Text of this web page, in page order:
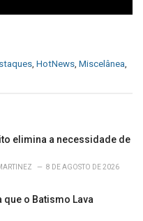
, HotNews, Miscelânea,
elimina a necessidade de
8 DE AGOSTO DE 2026
que o Batismo Lava